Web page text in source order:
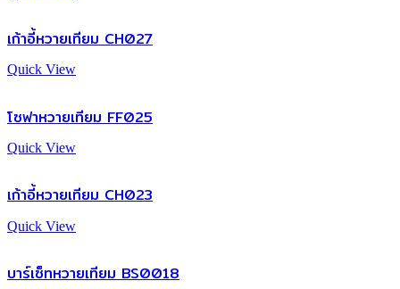
เก้าอี้หวายเทียม CH027
Quick View
โซฟาหวายเทียม FF025
Quick View
เก้าอี้หวายเทียม CH023
Quick View
บาร์เซ็ทหวายเทียม BS0018